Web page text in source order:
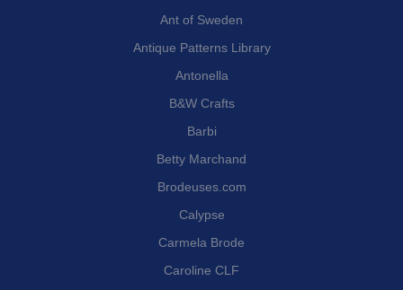
Ant of Sweden
Antique Patterns Library
Antonella
B&W Crafts
Barbi
Betty Marchand
Brodeuses.com
Calypse
Carmela Brode
Caroline CLF